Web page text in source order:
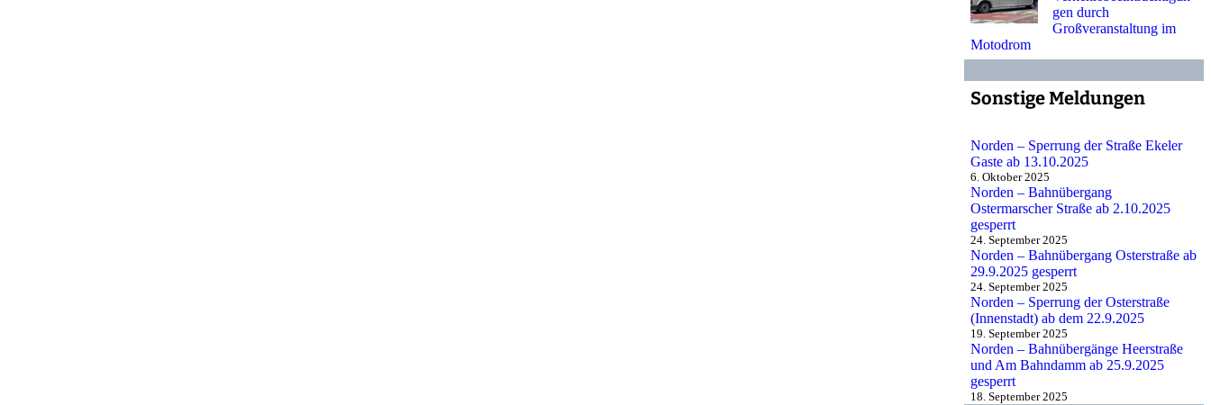
gen durch
Großveranstaltung im
Motodrom
Sonstige Meldungen
Norden – Sperrung der Straße Ekeler
Gaste ab 13.10.2025
6. Oktober 2025
Norden – Bahnübergang
Ostermarscher Straße ab 2.10.2025
gesperrt
24. September 2025
Norden – Bahnübergang Osterstraße ab
29.9.2025 gesperrt
24. September 2025
Norden – Sperrung der Osterstraße
(Innenstadt) ab dem 22.9.2025
19. September 2025
Norden – Bahnübergänge Heerstraße
und Am Bahndamm ab 25.9.2025
gesperrt
18. September 2025